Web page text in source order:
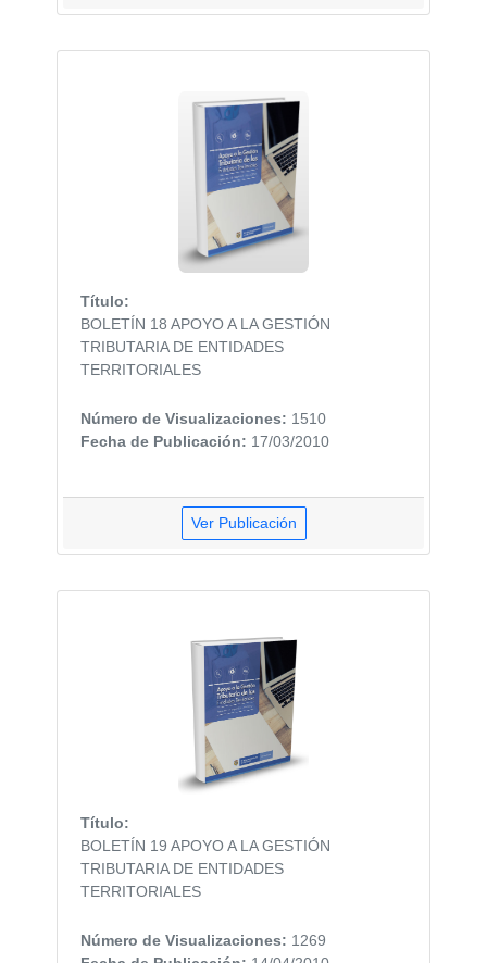
Título:
BOLETÍN 18 APOYO A LA GESTIÓN
TRIBUTARIA DE ENTIDADES
TERRITORIALES
Número de Visualizaciones: 1510
Fecha de Publicación: 17/03/2010
Ver Publicación
Título:
BOLETÍN 19 APOYO A LA GESTIÓN
TRIBUTARIA DE ENTIDADES
TERRITORIALES
Número de Visualizaciones: 1269